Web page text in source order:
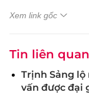
Xem link gốc
Tin liên quan
Trịnh Sảng
vấn được đại